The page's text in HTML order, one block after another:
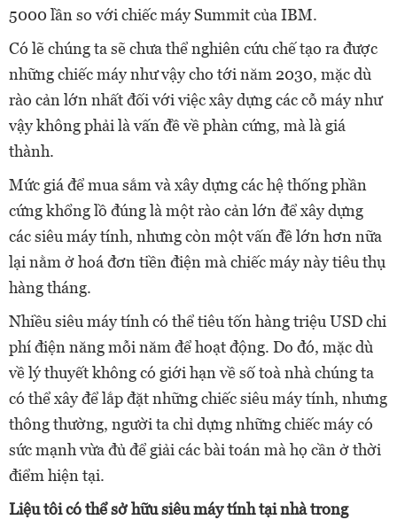
5000 lần so với chiếc máy Summit của IBM.
Có lẽ chúng ta sẽ chưa thể nghiên cứu chế tạo ra được
những chiếc máy như vậy cho tới năm 2030, mặc dù
rào cản lớn nhất đối với việc xây dựng các cỗ máy như
vậy không phải là vấn đề về phàn cứng, mà là giá
thành.
Mức giá để mua sắm và xây dựng các hệ thống phần
cứng khổng lồ đúng là một rào cản lớn để xây dựng
các siêu máy tính, nhưng còn một vấn đề lớn hơn nữa
lại nằm ở hoá đơn tiền điện mà chiếc máy này tiêu thụ
hàng tháng.
Nhiều siêu máy tính có thể tiêu tốn hàng triệu USD chi
phí điện năng mỗi năm để hoạt động. Do đó, mặc dù
về lý thuyết không có giới hạn về số toà nhà chúng ta
có thể xây để lắp đặt những chiếc siêu máy tính, nhưng
thông thường, người ta chỉ dựng những chiếc máy có
sức mạnh vừa đủ để giải các bài toán mà họ cần ở thời
điểm hiện tại.
Liệu tôi có thể sở hữu siêu máy tính tại nhà trong